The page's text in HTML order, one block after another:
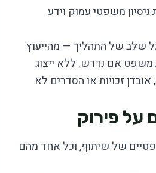
משפטי עמוק וידע
שלב של התהליך — מהייעוץ
משפט אם נדרש. ללא ייצוג
זכויות או הסדרים לא
על פירוק
של שיתוף, וכל אחד מהם